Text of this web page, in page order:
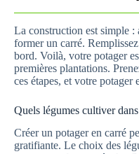
La construction est simple :
former un carré.
bord. Voilà, votre potager
premières plantations.
ces étapes, et votre potager
Quels légumes cultiver
Créer un potager en carré
gratifiante. Le choix des